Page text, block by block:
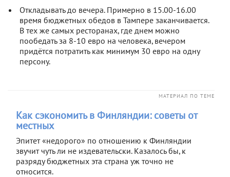
Откладывать до вечера. Примерно в 15.00-16.00
время бюджетных обедов в Тампере заканчивается.
В тех же самых ресторанах, где днем можно
пообедать за 8-10 евро на человека, вечером
придётся потратить как минимум 30 евро на одну
персону.
МАТЕРИАЛ ПО ТЕМЕ
Как сэкономить в Финляндии: советы от
местных
Эпитет «недорого» по отношению к Финляндии
звучит чуть ли не издевательски. Казалось бы, к
разряду бюджетных эта страна уж точно не
относится.